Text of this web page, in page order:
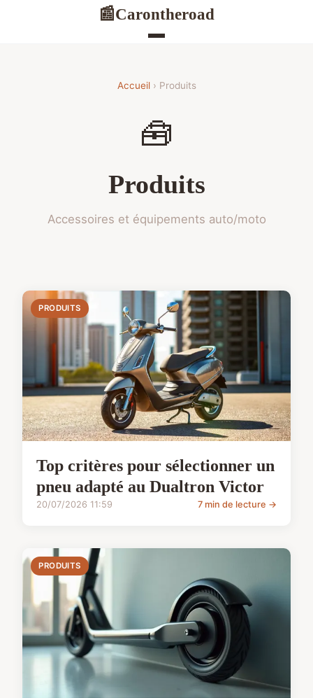
📰Carontheroad
Accueil› Produits
🧰
Produits
Accessoires et équipements auto/moto
PRODUITS
Top critères pour sélectionner un
pneu adapté au Dualtron Victor
20/07/2026 11:59 7 min de lecture →
PRODUITS